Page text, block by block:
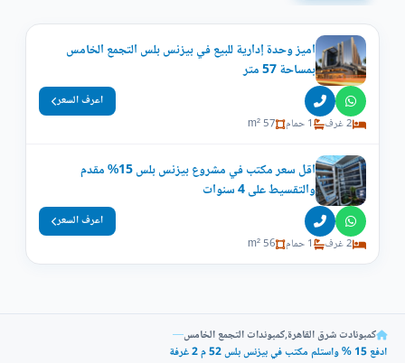
اميز وحدة إدارية للبيع في بيزنس بلس التجمع الخامس
بمساحة 57 متر
2 غرف 1 حمام 57 m²
اعرف السعر
اقل سعر مكتب في مشروع بيزنس بلس 15% مقدم
والتقسيط على 4 سنوات
2 غرف 1 حمام 56 m²
اعرف السعر
كمبونادت شرق القاهرة,كمبوندات التجمع الخامس—
ادفع 15 % واستلم مكتب في بيزنس بلس 52 م 2 غرفة